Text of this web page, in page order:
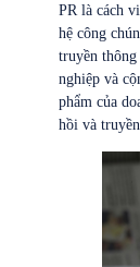
PR là cách
hệ công
truyền thông
nghiệp và
phẩm của
hồi và